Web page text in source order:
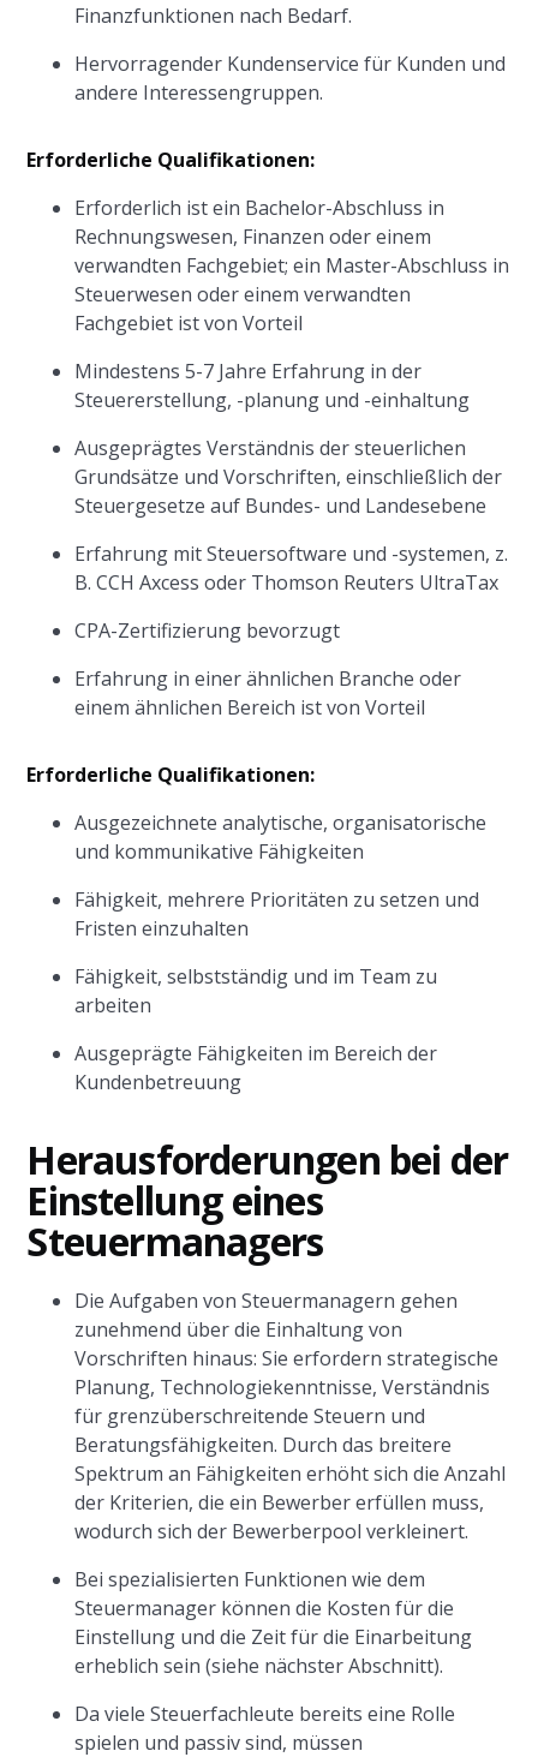
Finanzfunktionen nach Bedarf.
Hervorragender Kundenservice für Kunden und
andere Interessengruppen.
Erforderliche Qualifikationen:
Erforderlich ist ein Bachelor-Abschluss in
Rechnungswesen, Finanzen oder einem
verwandten Fachgebiet; ein Master-Abschluss in
Steuerwesen oder einem verwandten
Fachgebiet ist von Vorteil
Mindestens 5-7 Jahre Erfahrung in der
Steuererstellung, -planung und -einhaltung
Ausgeprägtes Verständnis der steuerlichen
Grundsätze und Vorschriften, einschließlich der
Steuergesetze auf Bundes- und Landesebene
Erfahrung mit Steuersoftware und -systemen, z.
B. CCH Axcess oder Thomson Reuters UltraTax
CPA-Zertifizierung bevorzugt
Erfahrung in einer ähnlichen Branche oder
einem ähnlichen Bereich ist von Vorteil
Erforderliche Qualifikationen:
Ausgezeichnete analytische, organisatorische
und kommunikative Fähigkeiten
Fähigkeit, mehrere Prioritäten zu setzen und
Fristen einzuhalten
Fähigkeit, selbstständig und im Team zu
arbeiten
Ausgeprägte Fähigkeiten im Bereich der
Kundenbetreuung
Herausforderungen bei der
Einstellung eines
Steuermanagers
Die Aufgaben von Steuermanagern gehen
zunehmend über die Einhaltung von
Vorschriften hinaus: Sie erfordern strategische
Planung, Technologiekenntnisse, Verständnis
für grenzüberschreitende Steuern und
Beratungsfähigkeiten. Durch das breitere
Spektrum an Fähigkeiten erhöht sich die Anzahl
der Kriterien, die ein Bewerber erfüllen muss,
wodurch sich der Bewerberpool verkleinert.
Bei spezialisierten Funktionen wie dem
Steuermanager können die Kosten für die
Einstellung und die Zeit für die Einarbeitung
erheblich sein (siehe nächster Abschnitt).
Da viele Steuerfachleute bereits eine Rolle
spielen und passiv sind, müssen